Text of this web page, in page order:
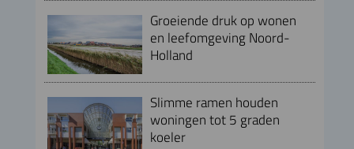
Groeiende druk op wonen
en leefomgeving Noord-
Holland
Slimme ramen houden
woningen tot 5 graden
koeler